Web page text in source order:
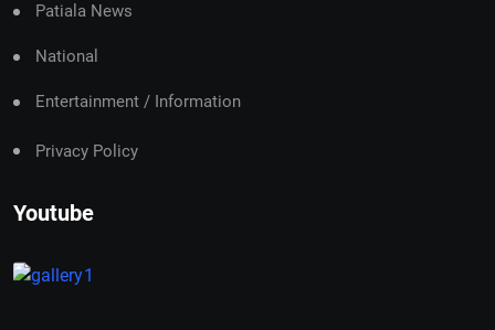
Patiala News
National
Entertainment / Information
Privacy Policy
Youtube